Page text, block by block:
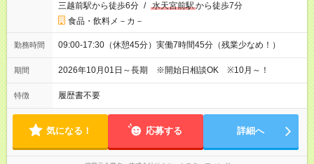
三越前駅から徒歩6分 / 水天宮前駅から徒歩7分
食品・飲料メ－カ－
勤務時間 09:00-17:30（休憩45分）実働7時間45分（残業少なめ！）
期間 2026年10月01日～長期 ※開始日相談OK ※10月～！
特徴 履歴書不要
気になる！ 応募する 詳細へ